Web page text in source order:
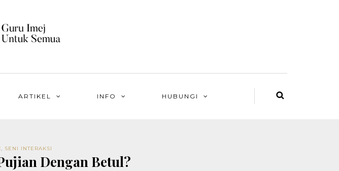
ARTIKEL INFO HUBUNGI
, SENI INTERAKSI
Dengan Betul?